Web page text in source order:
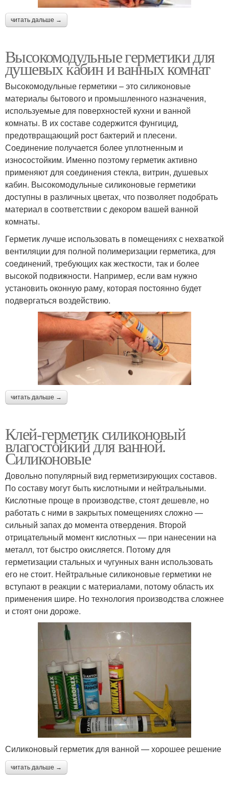
читать дальше →
Высокомодульные герметики для
душевых кабин и ванных комнат
Высокомодульные герметики – это силиконовые
материалы бытового и промышленного назначения,
используемые для поверхностей кухни и ванной
комнаты. В их составе содержится фунгицид,
предотвращающий рост бактерий и плесени.
Соединение получается более уплотненным и
износостойким. Именно поэтому герметик активно
применяют для соединения стекла, витрин, душевых
кабин. Высокомодульные силиконовые герметики
доступны в различных цветах, что позволяет подобрать
материал в соответствии с декором вашей ванной
комнаты.
Герметик лучше использовать в помещениях с нехваткой
вентиляции для полной полимеризации герметика, для
соединений, требующих как жесткости, так и более
высокой подвижности. Например, если вам нужно
установить оконную раму, которая постоянно будет
подвергаться воздействию.
читать дальше →
Клей-герметик силиконовый
влагостойкий для ванной.
Силиконовые
Довольно популярный вид герметизирующих составов.
По составу могут быть кислотными и нейтральными.
Кислотные проще в производстве, стоят дешевле, но
работать с ними в закрытых помещениях сложно —
сильный запах до момента отвердения. Второй
отрицательный момент кислотных — при нанесении на
металл, тот быстро окисляется. Потому для
герметизации стальных и чугунных ванн использовать
его не стоит. Нейтральные силиконовые герметики не
вступают в реакции с материалами, потому область их
применения шире. Но технология производства сложнее
и стоят они дороже.
Силиконовый герметик для ванной — хорошее решение
читать дальше →